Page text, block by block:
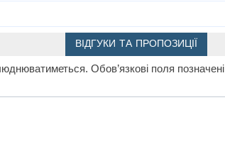
ВІДГУКИ ТА ПРОПОЗИЦІЇ
Обов’язкові поля позначені